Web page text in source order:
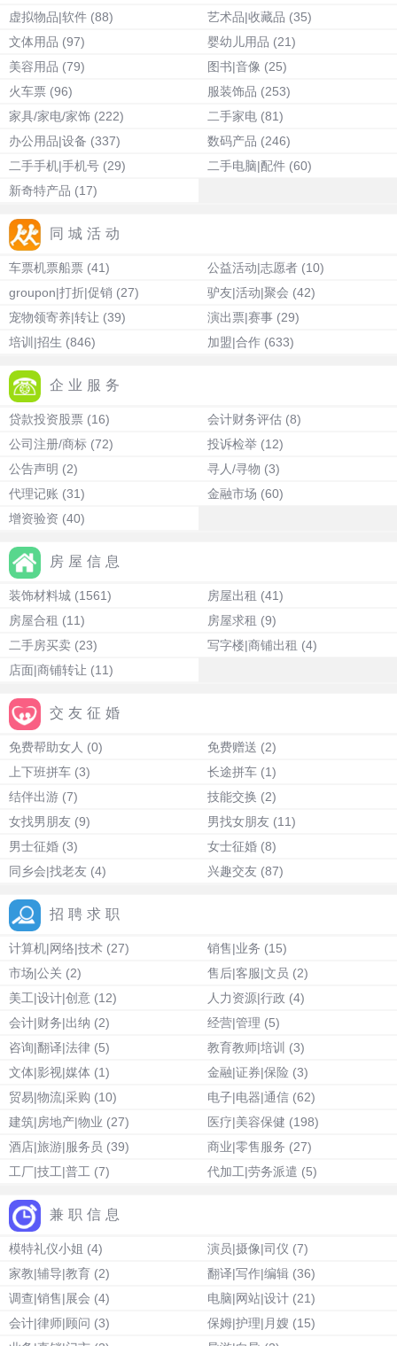
虚拟物品|软件 (88) 艺术品|收藏品 (35)
文体用品 (97) 婴幼儿用品 (21)
美容用品 (79) 图书|音像 (25)
火车票 (96) 服装饰品 (253)
家具/家电/家饰 (222) 二手家电 (81)
办公用品|设备 (337) 数码产品 (246)
二手手机|手机号 (29) 二手电脑|配件 (60)
新奇特产品 (17)
同城活动
车票机票船票 (41) 公益活动|志愿者 (10)
groupon|打折|促销 (27) 驴友|活动|聚会 (42)
宠物领寄养|转让 (39) 演出票|赛事 (29)
培训|招生 (846) 加盟|合作 (633)
企业服务
贷款投资股票 (16) 会计财务评估 (8)
公司注册/商标 (72) 投诉检举 (12)
公告声明 (2) 寻人/寻物 (3)
代理记账 (31) 金融市场 (60)
增资验资 (40)
房屋信息
装饰材料城 (1561) 房屋出租 (41)
房屋合租 (11) 房屋求租 (9)
二手房买卖 (23) 写字楼|商铺出租 (4)
店面|商铺转让 (11)
交友征婚
免费帮助女人 (0) 免费赠送 (2)
上下班拼车 (3) 长途拼车 (1)
结伴出游 (7) 技能交换 (2)
女找男朋友 (9) 男找女朋友 (11)
男士征婚 (3) 女士征婚 (8)
同乡会|找老友 (4) 兴趣交友 (87)
招聘求职
计算机|网络|技术 (27) 销售|业务 (15)
市场|公关 (2) 售后|客服|文员 (2)
美工|设计|创意 (12) 人力资源|行政 (4)
会计|财务|出纳 (2) 经营|管理 (5)
咨询|翻译|法律 (5) 教育教师|培训 (3)
文体|影视|媒体 (1) 金融|证券|保险 (3)
贸易|物流|采购 (10) 电子|电器|通信 (62)
建筑|房地产|物业 (27) 医疗|美容保健 (198)
酒店|旅游|服务员 (39) 商业|零售服务 (27)
工厂|技工|普工 (7) 代加工|劳务派遣 (5)
兼职信息
模特礼仪小姐 (4) 演员|摄像|司仪 (7)
家教|辅导|教育 (2) 翻译|写作|编辑 (36)
调查|销售|展会 (4) 电脑|网站|设计 (21)
会计|律师|顾问 (3) 保姆|护理|月嫂 (15)